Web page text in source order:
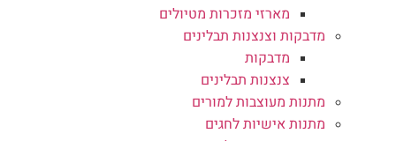
מארזי מזכרות מטיולים
מדבקות וצנצנות תבלינים
מדבקות
צנצנות תבלינים
מתנות מעוצבות למורים
מתנות אישיות לחגים